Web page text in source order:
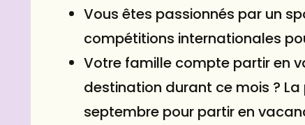
Vous êtes passionnés par un
compétitions internationales
Votre famille compte partir en
destination durant ce mois ?
septembre pour partir en